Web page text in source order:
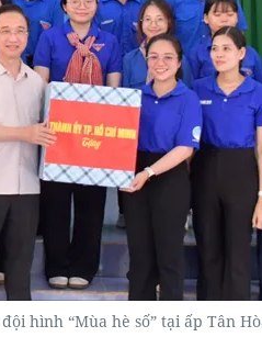
hình “Mùa hè số” tại ấp Tân